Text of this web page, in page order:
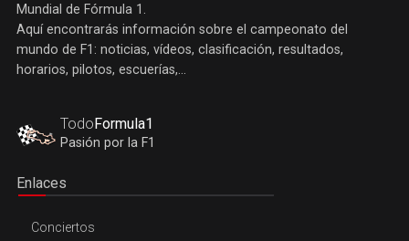
Mundial de Fórmula 1.
Aquí encontrarás información sobre el campeonato del
mundo de F1: noticias, vídeos, clasificación, resultados,
horarios, pilotos, escuerías,...
TodoFormula1
Pasión por la F1
Enlaces
Conciertos